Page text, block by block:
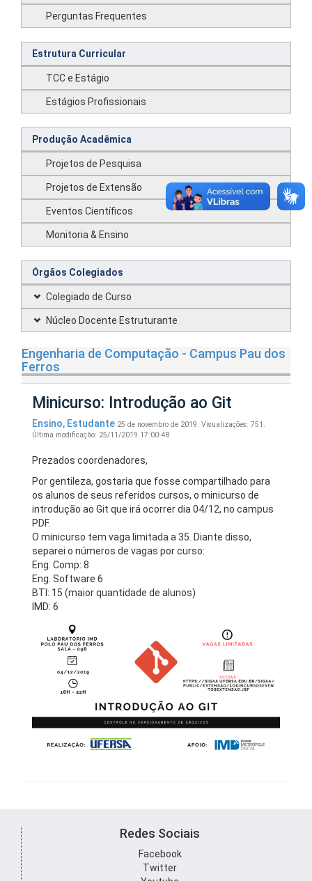
Perguntas Frequentes
Estrutura Curricular
TCC e Estágio
Estágios Profissionais
Produção Acadêmica
Projetos de Pesquisa
Projetos de Extensão
Eventos Científicos
Monitoria & Ensino
Órgãos Colegiados
Colegiado de Curso
Núcleo Docente Estruturante
Engenharia de Computação - Campus Pau dos
Ferros
Minicurso: Introdução ao Git
Ensino, Estudante 25 de novembro de 2019. Visualizações: 751.
Última modificação: 25/11/2019 17:00:48
Prezados coordenadores,
Por gentileza, gostaria que fosse compartilhado para
os alunos de seus referidos cursos, o minicurso de
introdução ao Git que irá ocorrer dia 04/12, no campus
PDF.
O minicurso tem vaga limitada a 35. Diante disso,
separei o números de vagas por curso:
Eng. Comp: 8
Eng. Software 6
BTI: 15 (maior quantidade de alunos)
IMD: 6
Redes Sociais
Facebook
Twitter